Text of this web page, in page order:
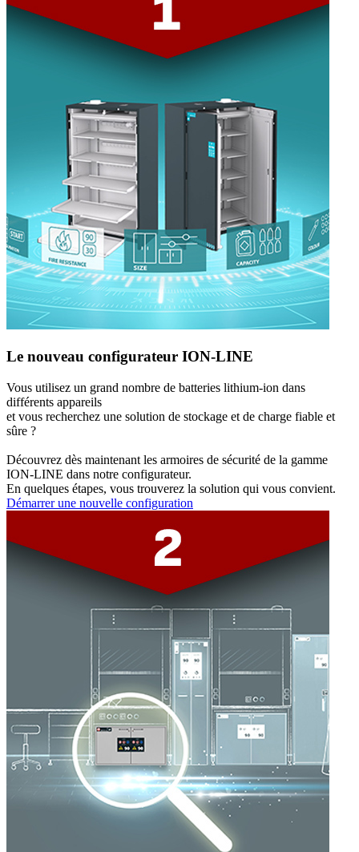
Le nouveau configurateur ION-LINE
Vous utilisez un grand nombre de batteries lithium-ion dans
différents appareils
et vous recherchez une solution de stockage et de charge fiable et
sûre ?
Découvrez dès maintenant les armoires de sécurité de la gamme
ION-LINE dans notre configurateur.
En quelques étapes, vous trouverez la solution qui vous convient.
Démarrer une nouvelle configuration